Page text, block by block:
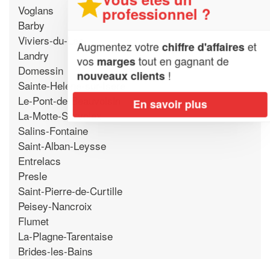
Voglans
Barby
Viviers-du-Lac
Landry
Domessin
Sainte-Helene-sur-Isere
Le-Pont-de-Beauvoisin
La-Motte-Servolex
Salins-Fontaine
Saint-Alban-Leysse
Entrelacs
Presle
Saint-Pierre-de-Curtille
Peisey-Nancroix
Flumet
La-Plagne-Tarentaise
Brides-les-Bains
professionnel ?
Augmentez votrechiffre d'affaireset
vos margestout en gagnant de
nouveaux clients!
En savoir plus